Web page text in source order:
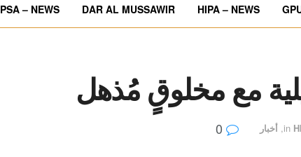
HIPA – NEWS
DAR AL MUSSAWIR
PSA – NEWS
مع مخلوقٍ مُذهل
in
, أخبار